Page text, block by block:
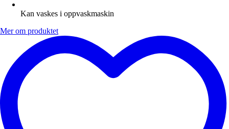
Kan vaskes i oppvaskmaskin
Mer om produktet